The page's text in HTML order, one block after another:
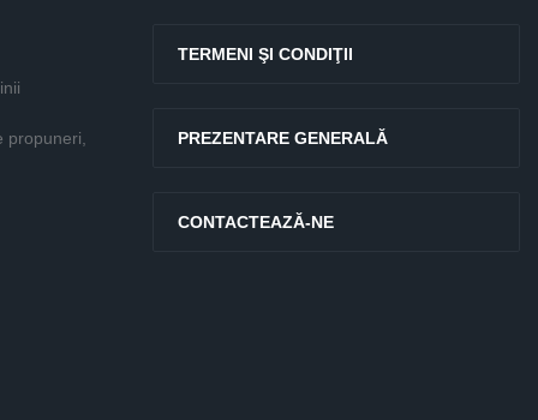
propuneri,
TERMENI ŞI CONDIŢII
PREZENTARE GENERALĂ
CONTACTEAZĂ-NE